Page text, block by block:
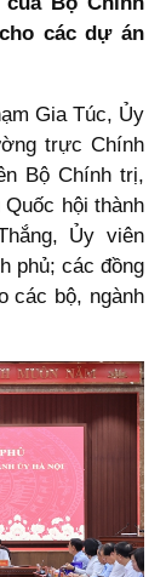
các dự án
Gia Túc, Ủy
trực Chính
Bộ Chính trị,
hội thành
Ủy viên
phủ; các đồng
các bộ, ngành